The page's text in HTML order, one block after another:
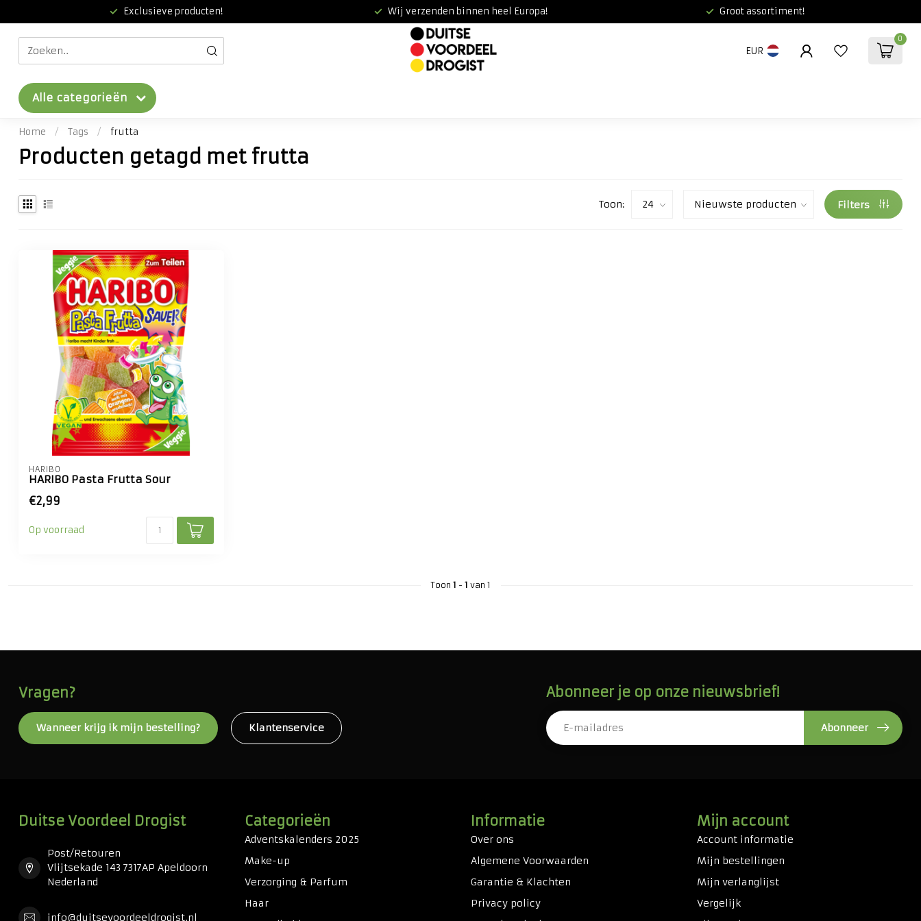
Exclusieve producten! Wij verzenden binnen heel Europa! Groot assortiment!
EUR
0
Alle categorieën
Home / Tags / frutta
Producten getagd met frutta
Toon: Filters
HARIBO
HARIBO Pasta Frutta Sour
€2,99
Op voorraad
Toon 1 - 1 van 1
Vragen?
Wanneer krijg ik mijn bestelling? Klantenservice
Abonneer je op onze nieuwsbrief!
Abonneer
Duitse Voordeel Drogist
Post/Retouren
Vlijtsekade 143 7317AP Apeldoorn
Nederland
info@duitsevoordeeldrogist.nl
Categorieën
Adventskalenders 2025
Make-up
Verzorging & Parfum
Haar
Informatie
Over ons
Algemene Voorwaarden
Garantie & Klachten
Privacy policy
Mijn account
Account informatie
Mijn bestellingen
Mijn verlanglijst
Vergelijk